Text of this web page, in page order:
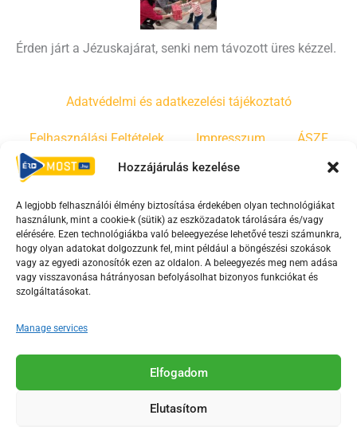
Hozzájárulás kezelése
A legjobb felhasználói élmény biztosítása érdekében olyan technológiákat
használunk, mint a cookie-k (sütik) az eszközadatok tárolására és/vagy
elérésére. Ezen technológiákba való beleegyezése lehetővé teszi számunkra,
hogy olyan adatokat dolgozzunk fel, mint például a böngészési szokások
vagy az egyedi azonosítók ezen az oldalon. A beleegyezés meg nem adása
vagy visszavonása hátrányosan befolyásolhat bizonyos funkciókat és
szolgáltatásokat.
Manage services
Elfogadom
Elutasítom
Érden járt a Jézuskajárat, senki nem távozott üres kézzel.
Adatvédelmi és adatkezelési tájékoztató
Felhasználási Feltételek Impresszum ÁSZF
Irányelvek Moderálási szabályzat
F
a
c
e
o
o
-
Y
o
u
t
b
e
s
T
i
k
Az Érd Média médiaszolgáltatási tevékenységét a
Médiatanács a Magyar Média Mecenatúra program